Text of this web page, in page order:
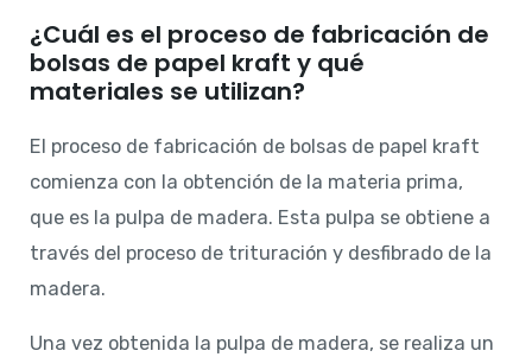
¿Cuál es el proceso de fabricación de
bolsas de papel kraft y qué
materiales se utilizan?
El proceso de fabricación de bolsas de papel kraft
comienza con la obtención de la materia prima,
que es la pulpa de madera. Esta pulpa se obtiene a
través del proceso de trituración y desfibrado de la
madera.
Una vez obtenida la pulpa de madera, se realiza un